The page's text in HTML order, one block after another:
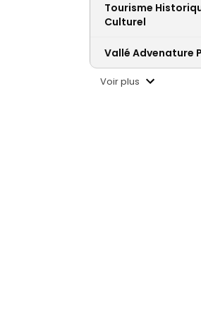
Tourisme
Culturel
Vallé Advenature
Voir plus